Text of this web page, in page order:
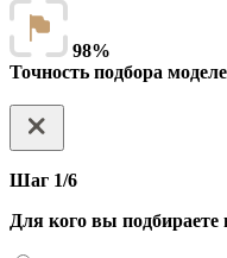
98%
Точность подбора
Шаг 1/6
Для кого вы подбираете